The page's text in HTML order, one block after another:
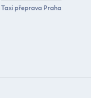
Taxi přeprava Praha